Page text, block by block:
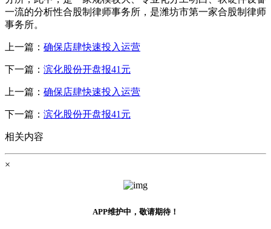
一流的分析性合股制律师事务所，是潍坊市第一家合股制律师
事务所。
上一篇： 确保店肆快速投入运营
下一篇： 滨化股份开盘报41元
上一篇： 确保店肆快速投入运营
下一篇： 滨化股份开盘报41元
相关内容
×
APP维护中，敬请期待！